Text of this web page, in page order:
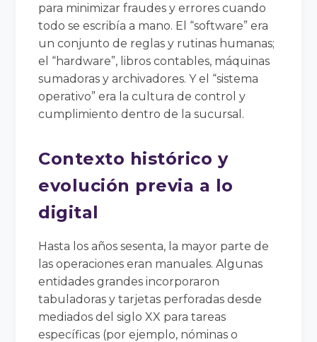
para minimizar fraudes y errores cuando
todo se escribía a mano. El “software” era
un conjunto de reglas y rutinas humanas;
el “hardware”, libros contables, máquinas
sumadoras y archivadores. Y el “sistema
operativo” era la cultura de control y
cumplimiento dentro de la sucursal.
Contexto histórico y
evolución previa a lo
digital
Hasta los años sesenta, la mayor parte de
las operaciones eran manuales. Algunas
entidades grandes incorporaron
tabuladoras y tarjetas perforadas desde
mediados del siglo XX para tareas
específicas (por ejemplo, nóminas o